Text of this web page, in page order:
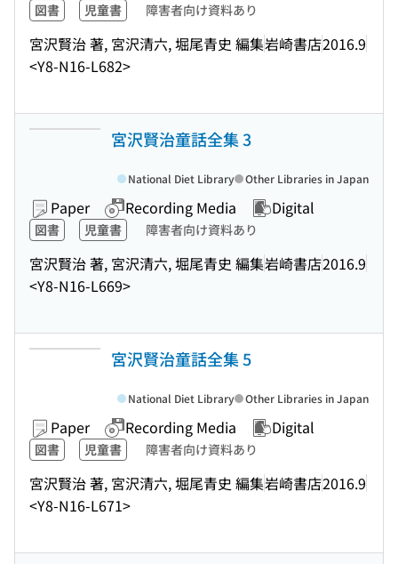
図書 児童書 障害者向け資料あり
宮沢賢治 著, 宮沢清六, 堀尾青史 編集岩崎書店2016.9
<Y8-N16-L682>
宮沢賢治童話全集 3
Paper Recording Media Digital
図書 児童書 障害者向け資料あり
宮沢賢治 著, 宮沢清六, 堀尾青史 編集岩崎書店2016.9
<Y8-N16-L669>
National Diet Library Other Libraries in Japan
宮沢賢治童話全集 5
Paper Recording Media Digital
図書 児童書 障害者向け資料あり
宮沢賢治 著, 宮沢清六, 堀尾青史 編集岩崎書店2016.9
<Y8-N16-L671>
National Diet Library Other Libraries in Japan